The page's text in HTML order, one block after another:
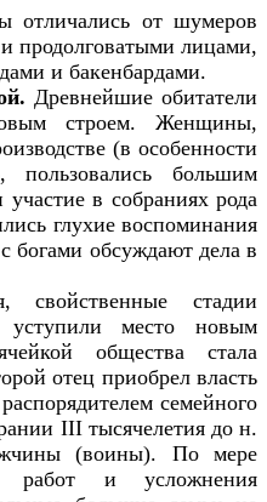
отличались от шумеров
продолговатыми лицами,
и бакенбардами.
Древнейшие обитатели
строем. Женщины,
(в особенности
большим
в собраниях рода
глухие воспоминания
богами обсуждают дела в
свойственные стадии
уступили место новым
общества стала
отец приобрел власть
семейного
III тысячелетия до н.
(воины). По мере
работ и усложнения